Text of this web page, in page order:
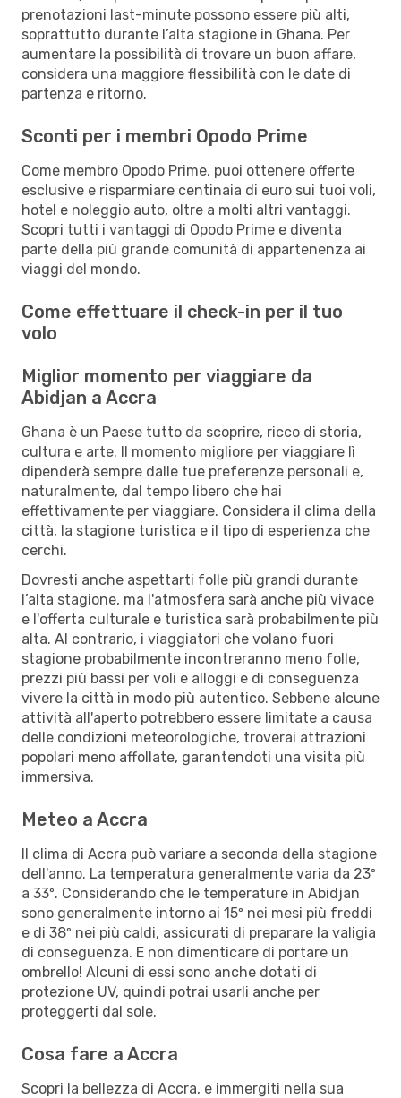
prenotazioni last-minute possono essere più alti,
soprattutto durante l’alta stagione in Ghana. Per
aumentare la possibilità di trovare un buon affare,
considera una maggiore flessibilità con le date di
partenza e ritorno.
Sconti per i membri Opodo Prime
Come membro Opodo Prime, puoi ottenere offerte
esclusive e risparmiare centinaia di euro sui tuoi voli,
hotel e noleggio auto, oltre a molti altri vantaggi.
Scopri tutti i vantaggi di Opodo Prime e diventa
parte della più grande comunità di appartenenza ai
viaggi del mondo.
Come effettuare il check-in per il tuo
volo
Miglior momento per viaggiare da
Abidjan a Accra
Ghana è un Paese tutto da scoprire, ricco di storia,
cultura e arte. Il momento migliore per viaggiare lì
dipenderà sempre dalle tue preferenze personali e,
naturalmente, dal tempo libero che hai
effettivamente per viaggiare. Considera il clima della
città, la stagione turistica e il tipo di esperienza che
cerchi.
Dovresti anche aspettarti folle più grandi durante
l’alta stagione, ma l'atmosfera sarà anche più vivace
e l'offerta culturale e turistica sarà probabilmente più
alta. Al contrario, i viaggiatori che volano fuori
stagione probabilmente incontreranno meno folle,
prezzi più bassi per voli e alloggi e di conseguenza
vivere la città in modo più autentico. Sebbene alcune
attività all'aperto potrebbero essere limitate a causa
delle condizioni meteorologiche, troverai attrazioni
popolari meno affollate, garantendoti una visita più
immersiva.
Meteo a Accra
Il clima di Accra può variare a seconda della stagione
dell'anno. La temperatura generalmente varia da 23º
a 33º. Considerando che le temperature in Abidjan
sono generalmente intorno ai 15º nei mesi più freddi
e di 38º nei più caldi, assicurati di preparare la valigia
di conseguenza. E non dimenticare di portare un
ombrello! Alcuni di essi sono anche dotati di
protezione UV, quindi potrai usarli anche per
proteggerti dal sole.
Cosa fare a Accra
Scopri la bellezza di Accra, e immergiti nella sua